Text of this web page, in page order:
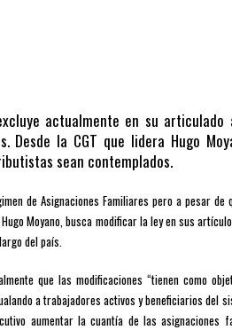
actualmente en su
la CGT que lidera Hugo
sean contemplados.
de Asignaciones Familiares pero a pesar
Moyano, busca modificar la ley en sus
del país.
que las modificaciones “tienen como
a trabajadores activos y beneficiarios del
aumentar la cuantía de las asignaciones